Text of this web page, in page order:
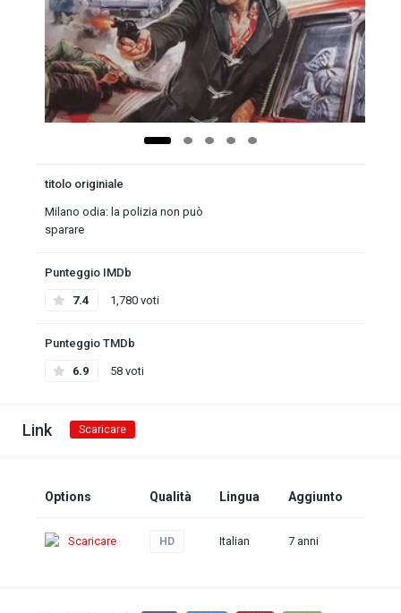
titolo originiale
Milano odia: la polizia non può
sparare
Punteggio IMDb
7.4 1,780 voti
Punteggio TMDb
6.9 58 voti
Link Scaricare
Options Qualità Lingua Aggiunto
Scaricare HD Italian 7 anni